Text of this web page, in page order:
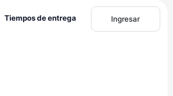
Tiempos de entrega Ingresar